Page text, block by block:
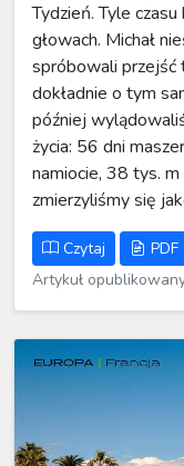
Tydzień. Tyle
głowach. Michał
spróbowali przejść
dokładnie o tym
później
życia: 56 dni
namiocie, 38 tys.
zmierzyliśmy się
Czytaj
PDF
Artykuł